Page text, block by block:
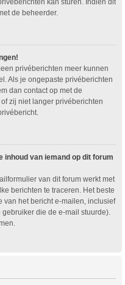
de beheerder.
privéberichten meer kunnen
Als je ongepaste privéberichten
dan contact op met de
zij niet langer privéberichten
inhoud van iemand op dit forum
van dit forum werkt met
berichten te traceren. Het beste
van het bericht e-mailen, inclusief
die de e-mail stuurde).